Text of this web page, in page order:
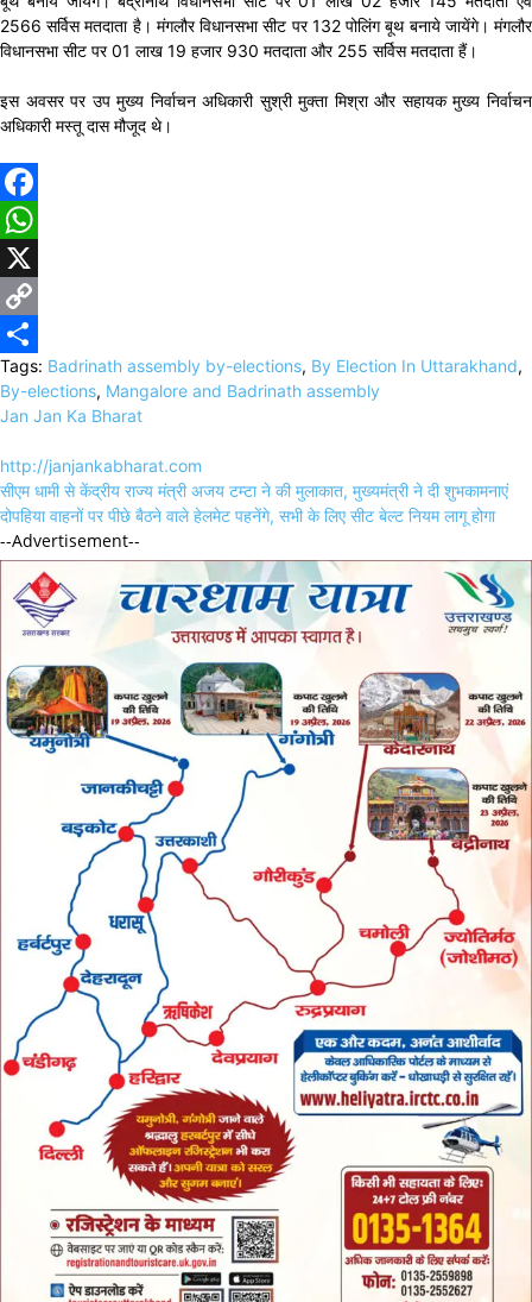
2566 सर्विस मतदाता है। मंगलौर विधानसभा सीट पर 132 पोलिंग बूथ बनाये जायेंगे। मंगलौर
विधानसभा सीट पर 01 लाख 19 हजार 930 मतदाता और 255 सर्विस मतदाता हैं।
इस अवसर पर उप मुख्य निर्वाचन अधिकारी सुश्री मुक्ता मिश्रा और सहायक मुख्य निर्वाचन
अधिकारी मस्तू दास मौजूद थे।
Facebook
WhatsApp
X
Copy
Link
Share
Tags: Badrinath assembly by-elections, By Election In Uttarakhand,
By-elections, Mangalore and Badrinath assembly
Jan Jan Ka Bharat
http://janjankabharat.com
Post
navigation
सीएम धामी से केंद्रीय राज्य मंत्री अजय टम्टा ने की मुलाकात, मुख्यमंत्री ने दी शुभकामनाएं
दोपहिया वाहनों पर पीछे बैठने वाले हेलमेट पहनेंगे, सभी के लिए सीट बेल्ट नियम लागू होगा
--Advertisement--